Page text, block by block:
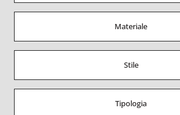
Materiale
Stile
Tipologia